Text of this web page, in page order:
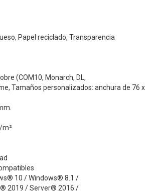
Papel reciclado, Transparencia
(COM10, Monarch, DL,
Tamaños personalizados: anchura de 76 x
m²
10 / Windows® 8.1 /
2019 / Server® 2016 /